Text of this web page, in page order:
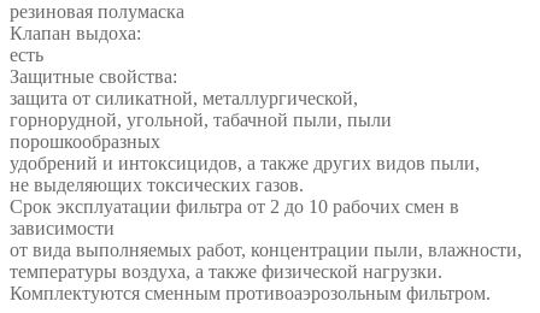
резиновая полумаска
Клапан выдоха:
есть
Защитные свойства:
защита от силикатной, металлургической,
горнорудной, угольной, табачной пыли, пыли
порошкообразных
удобрений и интоксицидов, а также других видов пыли,
не выделяющих токсических газов.
Срок эксплуатации фильтра от 2 до 10 рабочих смен в
зависимости
от вида выполняемых работ, концентрации пыли, влажности,
температуры воздуха, а также физической нагрузки.
Комплектуются сменным противоаэрозольным фильтром.